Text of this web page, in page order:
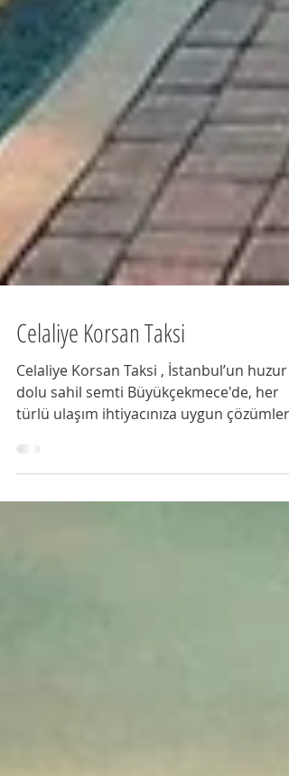
Celaliye Korsan Taksi
Celaliye Korsan Taksi , İstanbul’un huzur
dolu sahil semti Büyükçekmece'de, her
türlü ulaşım ihtiyacınıza uygun çözümler